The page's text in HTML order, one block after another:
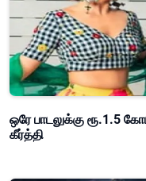
ஒரே பாடலுக்கு ரூ.1.5
கீர்த்தி